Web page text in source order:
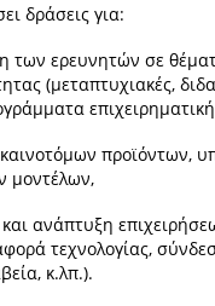
δράσεις για:
των ερευνητών σε
(μεταπτυχιακές,
προϊόντων,
μοντέλων,
και ανάπτυξη
τεχνολογίας,
κ.λπ.).